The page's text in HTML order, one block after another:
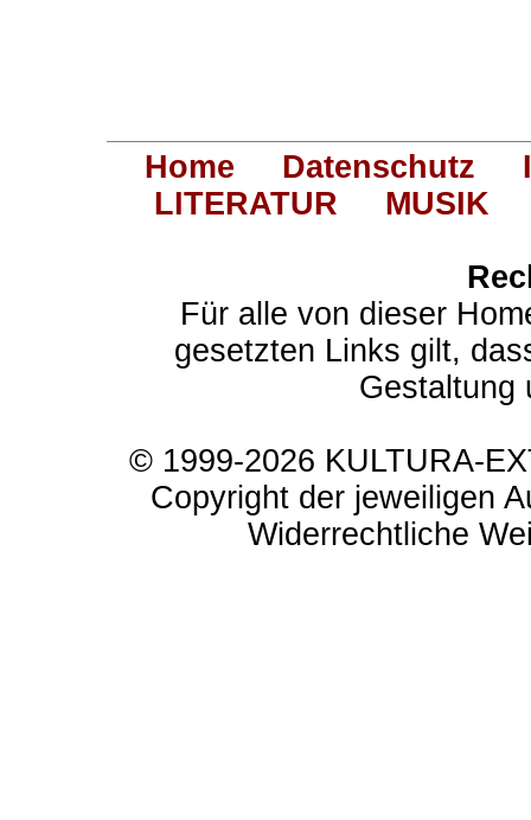
Home Datenschutz
LITERATUR
MUSIK
Für alle von dieser
gesetzten Links gilt,
Gestaltung
© 1999-2026 KULTURA-
Copyright der jeweiligen
Widerrechtliche